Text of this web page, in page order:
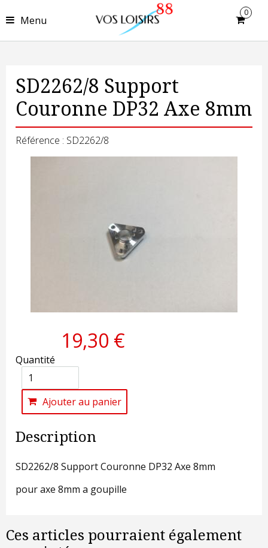
Menu
0
SD2262/8 Support
Couronne DP32 Axe 8mm
Référence : SD2262/8
19,30 €
Quantité
Ajouter au panier
Description
SD2262/8 Support Couronne DP32 Axe 8mm
pour axe 8mm a goupille
Ces articles pourraient également